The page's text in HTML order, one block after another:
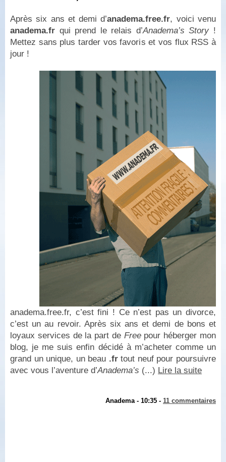
Après six ans et demi d’anadema.free.fr, voici venu
anadema.fr qui prend le relais d’Anadema’s Story !
Mettez sans plus tarder vos favoris et vos flux RSS à
jour !
anadema.free.fr, c’est fini ! Ce n’est pas un divorce,
c’est un au revoir. Après six ans et demi de bons et
loyaux services de la part de Freepour héberger mon
blog, je me suis enfin décidé à m’acheter comme un
grand un unique, un beau .frtout neuf pour poursuivre
avec vous l’aventure d’Anadema’s (...) Lire la suite
Anadema - 10:35 - 11 commentaires